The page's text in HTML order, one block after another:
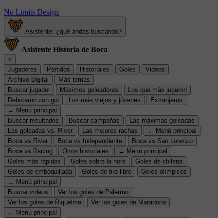
No Limits Design
Asistente: ¿qué andás buscando?
Asistente Historia de Boca
×
Jugadores
Partidos Historiales Goles
Videos
Archivo Digital
Más temas
Buscar jugador
Máximos goleadores
Los que más jugaron
Debutaron con gol
Los más viejos y jóvenes
Extranjeros
← Menú principal
Buscar resultados
Buscar campañas
Las máximas goleadas
Las goleadas vs. River
Las mejores rachas
← Menú principal
Boca vs River
Boca vs Independiente
Boca vs San Lorenzo
Boca vs Racing
Otros historiales
← Menú principal
Goles más rápidos
Goles sobre la hora
Goles de chilena
Goles de emboquillada
Goles de tiro libre
Goles olímpicos
← Menú principal
Buscar videos
Ver los goles de Palermo
Ver los goles de Riquelme
Ver los goles de Maradona
← Menú principal